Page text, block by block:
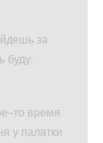
за
буду.
время
у палатки